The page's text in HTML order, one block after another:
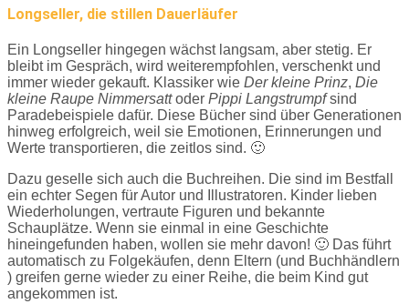
Longseller, die stillen Dauerläufer
Ein Longseller hingegen wächst langsam, aber stetig. Er
bleibt im Gespräch, wird weiterempfohlen, verschenkt und
immer wieder gekauft. Klassiker wie Der kleine Prinz, Die
kleine Raupe Nimmersattoder Pippi Langstrumpfsind
Paradebeispiele dafür. Diese Bücher sind über Generationen
hinweg erfolgreich, weil sie Emotionen, Erinnerungen und
Werte transportieren, die zeitlos sind. 🙂
Dazu geselle sich auch die Buchreihen. Die sind im Bestfall
ein echter Segen für Autor und Illustratoren. Kinder lieben
Wiederholungen, vertraute Figuren und bekannte
Schauplätze. Wenn sie einmal in eine Geschichte
hineingefunden haben, wollen sie mehr davon! 🙂 Das führt
automatisch zu Folgekäufen, denn Eltern (und Buchhändlern
) greifen gerne wieder zu einer Reihe, die beim Kind gut
angekommen ist.